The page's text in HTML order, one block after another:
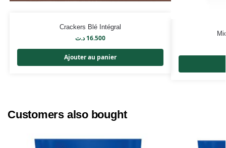
Crackers Blé Intégral
16.500 د.ت
Ajouter au panier
Customers also bought